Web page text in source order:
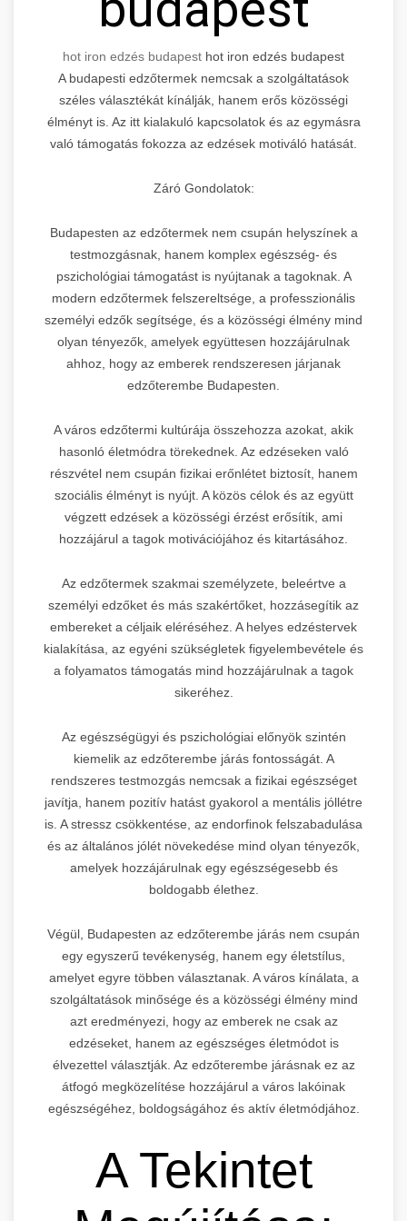
hot iron edzés budapest hot iron edzés budapest
A budapesti edzőtermek nemcsak a szolgáltatások
széles választékát kínálják, hanem erős közösségi
élményt is. Az itt kialakuló kapcsolatok és az egymásra
való támogatás fokozza az edzések motiváló hatását.
Záró Gondolatok:
Budapesten az edzőtermek nem csupán helyszínek a
testmozgásnak, hanem komplex egészség- és
pszichológiai támogatást is nyújtanak a tagoknak. A
modern edzőtermek felszereltsége, a professzionális
személyi edzők segítsége, és a közösségi élmény mind
olyan tényezők, amelyek együttesen hozzájárulnak
ahhoz, hogy az emberek rendszeresen járjanak
edzőterembe Budapesten.
A város edzőtermi kultúrája összehozza azokat, akik
hasonló életmódra törekednek. Az edzéseken való
részvétel nem csupán fizikai erőnlétet biztosít, hanem
szociális élményt is nyújt. A közös célok és az együtt
végzett edzések a közösségi érzést erősítik, ami
hozzájárul a tagok motivációjához és kitartásához.
Az edzőtermek szakmai személyzete, beleértve a
személyi edzőket és más szakértőket, hozzásegítik az
embereket a céljaik eléréséhez. A helyes edzéstervek
kialakítása, az egyéni szükségletek figyelembevétele és
a folyamatos támogatás mind hozzájárulnak a tagok
sikeréhez.
Az egészségügyi és pszichológiai előnyök szintén
kiemelik az edzőterembe járás fontosságát. A
rendszeres testmozgás nemcsak a fizikai egészséget
javítja, hanem pozitív hatást gyakorol a mentális jóllétre
is. A stressz csökkentése, az endorfinok felszabadulása
és az általános jólét növekedése mind olyan tényezők,
amelyek hozzájárulnak egy egészségesebb és
boldogabb élethez.
Végül, Budapesten az edzőterembe járás nem csupán
egy egyszerű tevékenység, hanem egy életstílus,
amelyet egyre többen választanak. A város kínálata, a
szolgáltatások minősége és a közösségi élmény mind
azt eredményezi, hogy az emberek ne csak az
edzéseket, hanem az egészséges életmódot is
élvezettel választják. Az edzőterembe járásnak ez az
átfogó megközelítése hozzájárul a város lakóinak
egészségéhez, boldogságához és aktív életmódjához.
A Tekintet